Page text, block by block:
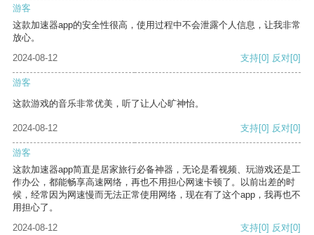
游客
这款加速器app的安全性很高，使用过程中不会泄露个人信息，让我非常
放心。
2024-08-12
支持[0] 反对[0]
游客
这款游戏的音乐非常优美，听了让人心旷神怡。
2024-08-12 支持[0] 反对[0]
游客
这款加速器app简直是居家旅行必备神器，无论是看视频、玩游戏还是工
作办公，都能畅享高速网络，再也不用担心网速卡顿了。以前出差的时
候，经常因为网速慢而无法正常使用网络，现在有了这个app，我再也不
用担心了。
2024-08-12
支持[0] 反对[0]